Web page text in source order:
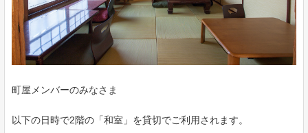
町屋メンバーのみなさま
以下の日時で2階の「和室」を貸切でご利用されます。